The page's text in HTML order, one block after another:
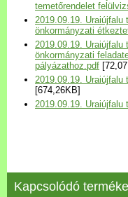
Települési Arculati
Kézikönyv
Hírek
Bezerédj Amália
temetőrendelet
2019.09.19. Uraiújfalu
önkormányzati
2019.09.19. Uraiújfalu
önkormányzati
pályázathoz.pdf
2019.09.19.
[674,26KB]
2019.09.19.
Kapcsolódó